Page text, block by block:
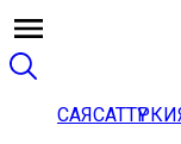
САЯСАТ